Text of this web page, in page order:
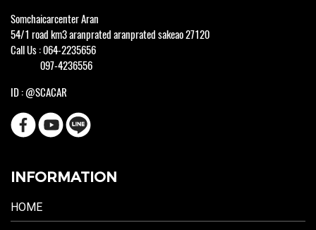
Somchaicarcenter Aran
54/1 road km3 aranprated aranprated sakeao 27120
Call Us : 064-2235656
097-4236556
ID : @SCACAR
INFORMATION
HOME